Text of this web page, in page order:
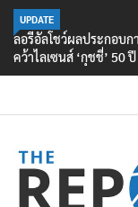
UPDATE
ลอรีอัลโชว์ผลประกอบก
คว้าไลเซนส์ ‘กุชชี่’ 50